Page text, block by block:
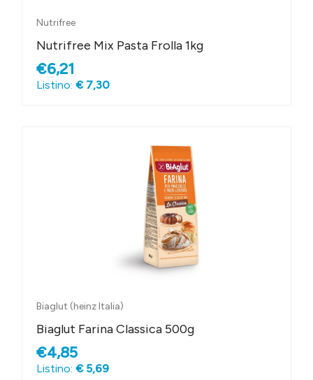
Nutrifree
Nutrifree Mix Pasta Frolla 1kg
€6,21
Listino: € 7,30
Biaglut (heinz Italia)
Biaglut Farina Classica 500g
€4,85
Listino: € 5,69